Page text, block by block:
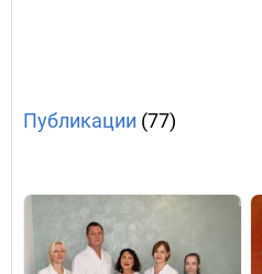
Публикации (77)